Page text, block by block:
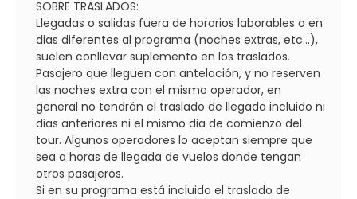
SOBRE TRASLADOS:
Llegadas o salidas fuera de horarios laborables o en
dias diferentes al programa (noches extras, etc...),
suelen conllevar suplemento en los traslados.
Pasajero que lleguen con antelación, y no reserven
las noches extra con el mismo operador, en
general no tendrán el traslado de llegada incluido ni
dias anteriores ni el mismo dia de comienzo del
tour. Algunos operadores lo aceptan siempre que
sea a horas de llegada de vuelos donde tengan
otros pasajeros.
Si en su programa está incluido el traslado de